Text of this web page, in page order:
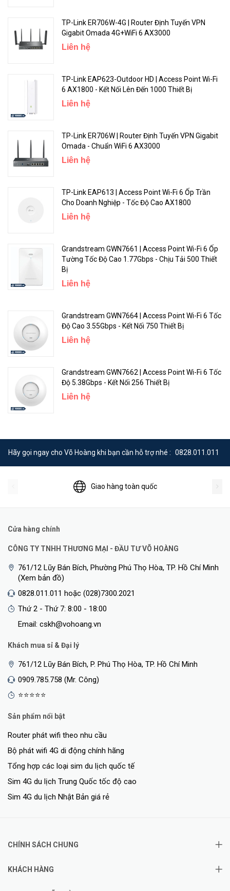
Wi-Fi 6 truyền tải dữ liệu một cách hiệu quả, cho phép các gói dữ
liệu của các ứng dụng khác nhau chia sẻ một lần phát và giảm độ
trễ. Giờ đây, bạn có thể tận hưởng các cuộc trò chuyện video và âm
Bộ xử lý ba nhân - Tốc Độ Phản Hồi Cực Nhanh
lượng dữ liệu truyền tải khổng lồ, giảm thiểu độ trễ cho mạng của
bạn. Tận hưởng tốc độ phản hồi cực nhanh sau mỗi cú click chuột
hoặc thưởng thức video chất lượng cao khi trò chuyện trực tuyến.
Vùng Phủ Wi-Fi Mở Rộng
tạo ra một mạng Wi-Fi mạnh mẽ, đáng tin cậy xuyên suốt ngôi nhà
của bạn, cung cấp một kết nối ổn định và mượt mà cho tất cả mọi
thiết bị.
Chỉ cần kết nối bộ mở rộng phạm vi OneMeshTM với bộ định tuyến
OneMesh ™. Không còn phải tìm kiếm kết nối ổn định.
Truy Cập Internet Gigabit - Băng Thông Rộng
băng thông rộng lên đến 1 Gbps. Kết nối PC, TV thông minh và thiết
nối đáng tin cậy tốc độ cao.
TP-Link ER706W-4G | Router Định Tuyến VPN
Gigabit Omada 4G+WiFi 6 AX3000
Liên hệ
TP-Link EAP623-Outdoor HD | Access Point Wi-Fi
6 AX1800 - Kết Nối Lên Đến 1000 Thiết Bị
Liên hệ
TP-Link ER706W | Router Định Tuyến VPN Gigabit
Omada - Chuẩn WiFi 6 AX3000
Liên hệ
TP-Link EAP613 | Access Point Wi-Fi 6 Ốp Trần
Cho Doanh Nghiệp - Tốc Độ Cao AX1800
Liên hệ
Grandstream GWN7661 | Access Point Wi-Fi 6 Ốp
Tường Tốc Độ Cao 1.77Gbps - Chịu Tải 500 Thiết
Bị
Liên hệ
Grandstream GWN7664 | Access Point Wi-Fi 6 Tốc
Độ Cao 3.55Gbps - Kết Nối 750 Thiết Bị
Liên hệ
Grandstream GWN7662 | Access Point Wi-Fi 6 Tốc
Độ 5.38Gbps - Kết Nối 256 Thiết Bị
Liên hệ
Hãy gọi ngay cho Võ Hoàng khi bạn cần hỗ trợ nhé : 0828.011.011
Giao hàng toàn quốc
Cửa hàng chính
CÔNG TY TNHH THƯƠNG MẠI - ĐẦU TƯ VÕ HOÀNG
761/12 Lũy Bán Bích, Phường Phú Thọ Hòa, TP. Hồ Chí Minh
(Xem bản đồ)
0828.011.011 hoặc (028)7300.2021
Thứ 2 - Thứ 7: 8:00 - 18:00
Email: cskh@vohoang.vn
Khách mua sỉ & Đại lý
761/12 Lũy Bán Bích, P. Phú Thọ Hòa, TP. Hồ Chí Minh
0909.785.758 (Mr. Công)
⭐⭐⭐⭐⭐
Sản phẩm nổi bật
Router phát wifi theo nhu cầu
Bộ phát wifi 4G di động chính hãng
Tổng hợp các loại sim du lịch quốc tế
Sim 4G du lịch Trung Quốc tốc độ cao
Sim 4G du lịch Nhật Bản giá rẻ
CHÍNH SÁCH CHUNG
KHÁCH HÀNG